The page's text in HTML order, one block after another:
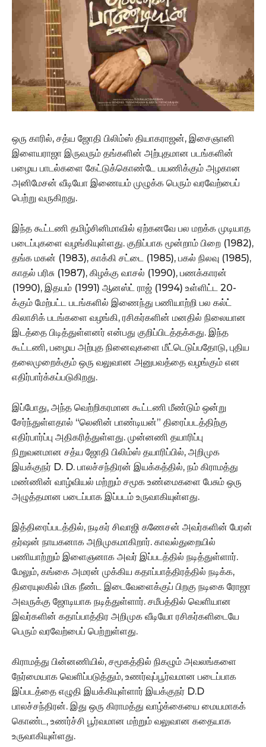
ஒரு காரில், சத்ய ஜோதி பிலிம்ஸ் தியாகராஜன், இசைஞானி
இளையராஜா இருவரும் தங்களின் அற்புதமான படங்களின்
பழைய பாடல்களை கேட்டுக்கொண்டே பயணிக்கும் அழகான
அனிமேசன் வீடியோ இணையம் முழுக்க பெரும் வரவேற்பைப்
பெற்று வருகிறது.
இந்த கூட்டணி தமிழ்சினிமாவில் ஏற்கனவே பல மறக்க முடியாத
படைப்புகளை வழங்கியுள்ளது. குறிப்பாக மூன்றாம் பிறை (1982),
தங்க மகன் (1983), காக்கி சட்டை (1985), பகல் நிலவு (1985),
காதல் பரிசு (1987), கிழக்கு வாசல் (1990), பணக்காரன்
(1990), இதயம் (1991) ஆனஸ்ட் ராஜ் (1994) உள்ளிட்ட 20-
க்கும் மேற்பட்ட படங்களில் இணைந்து பணியாற்றி பல கல்ட்
கிலாசிக் படங்களை வழங்கி, ரசிகர்களின் மனதில் நிலையான
இடத்தை பிடித்துள்ளனர் என்பது குறிப்பிடத்தக்கது. இந்த
கூட்டணி, பழைய அற்புத நினைவுகளை மீட்டெடுப்பதோடு, புதிய
தலைமுறைக்கும் ஒரு வலுவான அனுபவத்தை வழங்கும் என
எதிர்பார்க்கப்படுகிறது.
இப்போது, அந்த வெற்றிகரமான கூட்டணி மீண்டும் ஒன்று
சேர்ந்துள்ளதால் “லெனின் பாண்டியன்” திரைப்படத்திற்கு
எதிர்பார்ப்பு அதிகரித்துள்ளது. முன்னணி தயாரிப்பு
நிறுவனமான சத்ய ஜோதி பிலிம்ஸ் தயாரிப்பில், அறிமுக
இயக்குநர் D. D. பாலச்சந்திரன் இயக்கத்தில், நம் கிராமத்து
மண்ணின் வாழ்வியல் மற்றும் சமூக உண்மைகளை பேசும் ஒரு
அழுத்தமான படைப்பாக இப்படம் உருவாகியுள்ளது.
இத்திரைப்படத்தில், நடிகர் சிவாஜி கணேசன் அவர்களின் பேரன்
தர்ஷன் நாயகனாக அறிமுகமாகிறார். காவல்துறையில்
பணியாற்றும் இளைஞனாக அவர் இப்படத்தில் நடித்துள்ளார்.
மேலும், கங்கை அமரன் முக்கிய கதாப்பாத்திரத்தில் நடிக்க,
திரையுலகில் மிக நீண்ட இடைவேளைக்குப் பிறகு நடிகை ரோஜா
அவருக்கு ஜோடியாக நடித்துள்ளார். சமீபத்தில் வெளியான
இவர்களின் கதாப்பாத்திர அறிமுக வீடியோ ரசிகர்களிடையே
பெரும் வரவேற்பைப் பெற்றுள்ளது.
கிராமத்து பின்னணியில், சமூகத்தில் நிகழும் அவலங்களை
நேர்மையாக வெளிப்படுத்தும், உணர்வுப்பூர்வமான படைப்பாக
இப்படத்தை எழுதி இயக்கியுள்ளார் இயக்குநர் D.D
பாலச்சந்திரன். இது ஒரு கிராமத்து வாழ்க்கையை மையமாகக்
கொண்ட, உணர்ச்சி பூர்வமான மற்றும் வலுவான கதையாக
உருவாகியுள்ளது.